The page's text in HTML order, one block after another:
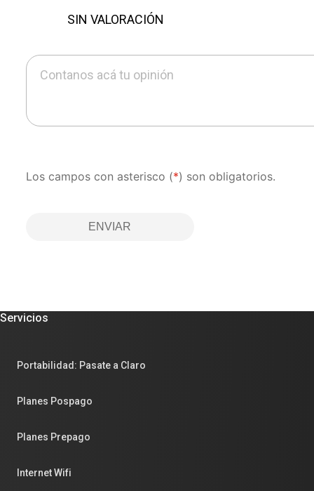
SIN VALORACIÓN
Contanos acá tu opinión
Los campos con asterisco (*) son obligatorios.
ENVIAR
Servicios
Portabilidad: Pasate a Claro
Planes Pospago
Planes Prepago
Internet Wifi